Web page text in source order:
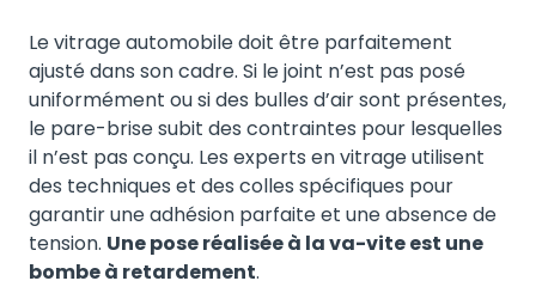
Le vitrage automobile doit être parfaitement
ajusté dans son cadre. Si le joint n’est pas posé
uniformément ou si des bulles d’air sont présentes,
le pare-brise subit des contraintes pour lesquelles
il n’est pas conçu. Les experts en vitrage utilisent
des techniques et des colles spécifiques pour
garantir une adhésion parfaite et une absence de
tension. Une pose réalisée à la va-vite est une
bombe à retardement.